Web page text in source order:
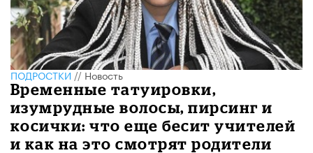
ПОДРОСТКИ//Новость
Временные татуировки,
изумрудные волосы, пирсинг и
косички: что еще бесит учителей
и как на это смотрят родители